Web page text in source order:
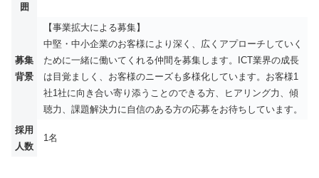
囲
募集
背景
【事業拡大による募集】
中堅・中小企業のお客様により深く、広くアプローチしていく
ために一緒に働いてくれる仲間を募集します。ICT業界の成長
は目覚ましく、お客様のニーズも多様化しています。お客様1
社1社に向き合い寄り添うことのできる方、ヒアリング力、傾
聴力、課題解決力に自信のある方の応募をお待ちしています。
採用
人数
1名